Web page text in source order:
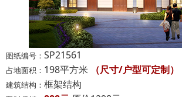
图纸编号： SP21561
占地面积： 198平方米 （尺寸/户型可定制）
建筑结构： 框架结构